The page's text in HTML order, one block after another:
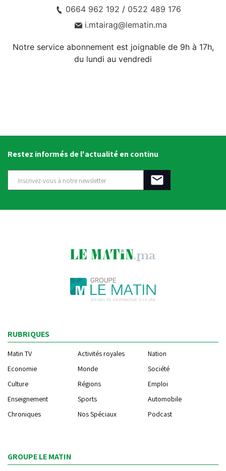
0664 962 192 / 0522 489 176
i.mtairag@lematin.ma
Notre service abonnement est joignable de 9h à 17h,
du lundi au vendredi
Restez informés de l'actualité en continu
RUBRIQUES
Matin TV Activités royales
Nation
Economie
Monde
Société
Culture
Régions
Emploi
Enseignement
Sports
Automobile
Chroniques
Nos Spéciaux Podcast
GROUPE LE MATIN